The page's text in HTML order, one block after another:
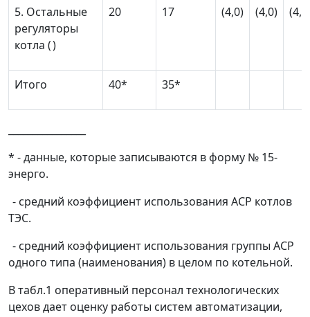
5. Остальные
регуляторы
котла ()
20 17 (4,0) (4,0)
Итого 40* 35*
* - данные, которые записываются в форму № 15-
энерго.
- средний коэффициент использования ACР котлов
ТЭС.
- средний коэффициент использования группы ACР
одного типа (наименования) в целом по котельной.
В табл.1 оперативный персонал технологических
цехов дает оценку работы систем автоматизации,